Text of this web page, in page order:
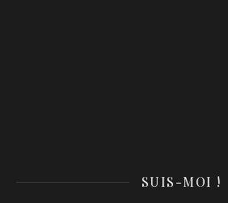
SUIS-MOI !